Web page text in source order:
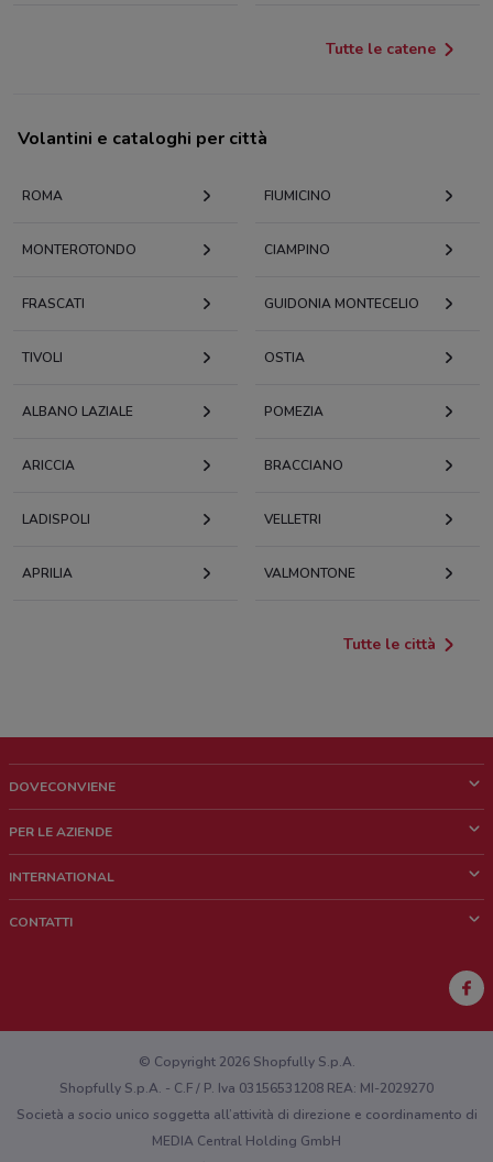
Tutte le catene
Volantini e cataloghi per città
ROMA FIUMICINO
MONTEROTONDO CIAMPINO
FRASCATI GUIDONIA MONTECELIO
TIVOLI OSTIA
ALBANO LAZIALE POMEZIA
ARICCIA BRACCIANO
LADISPOLI VELLETRI
APRILIA VALMONTONE
Tutte le città
DOVECONVIENE
Chi siamo
Lavora con noi
PER LE AZIENDE
Richieste commerciali e marketing
INTERNATIONAL
CONTATTI
Hai un malfunzionamento sul web o sull'app?
© Copyright 2026 Shopfully S.p.A.
Shopfully S.p.A. - C.F / P. Iva 03156531208 REA: MI-2029270
Società a socio unico soggetta all’attività di direzione e coordinamento di
MEDIA Central Holding GmbH